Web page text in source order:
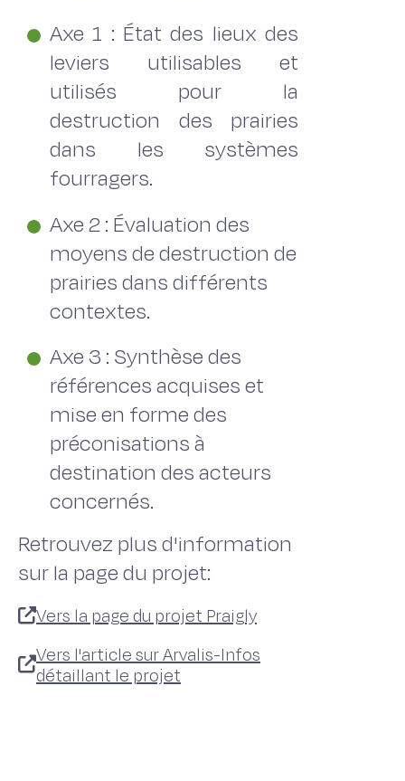
Axe 1 : État des lieux des
leviers utilisables et
utilisés pour la
destruction des prairies
dans les systèmes
fourragers.
Axe 2 : Évaluation des
moyens de destruction de
prairies dans différents
contextes.
Axe 3 : Synthèse des
références acquises et
mise en forme des
préconisations à
destination des acteurs
concernés.
Retrouvez plus d'information
sur la page du projet:
Vers la page du projet Praigly
Vers l'article sur Arvalis-Infos
détaillant le projet